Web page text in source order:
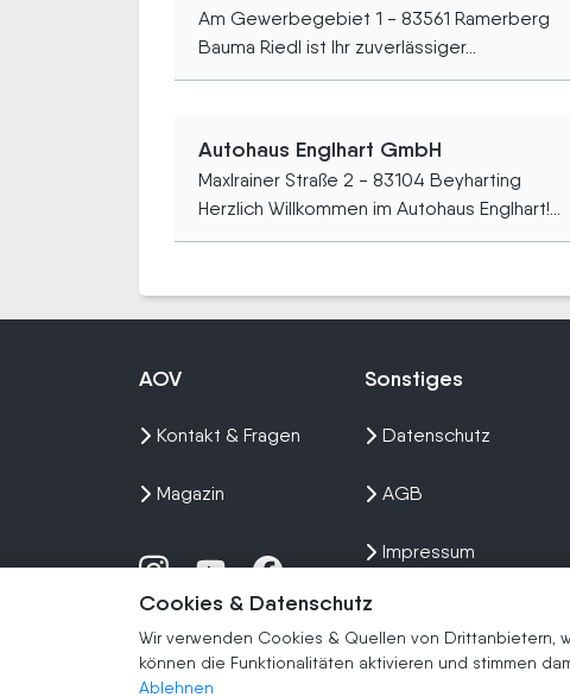
Am Gewerbegebiet 1 - 83561 Ramerberg
Bauma Riedl ist Ihr zuverlässiger...
Autohaus Englhart GmbH
Maxlrainer Straße 2 - 83104 Beyharting
Herzlich Willkommen im Autohaus Englhart!...
Cookies & Datenschutz
Wir verwenden Cookies & Quellen von Drittanbietern,
können die Funktionalitäten aktivieren und stimmen
Ablehnen
AOV
Kontakt & Fragen
Magazin
Sonstiges
Datenschutz
AGB
Impressum